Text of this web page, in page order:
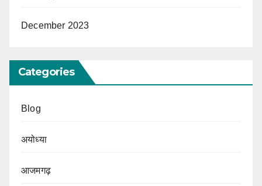
December 2023
Categories
Blog
अयोध्या
आजमगढ़